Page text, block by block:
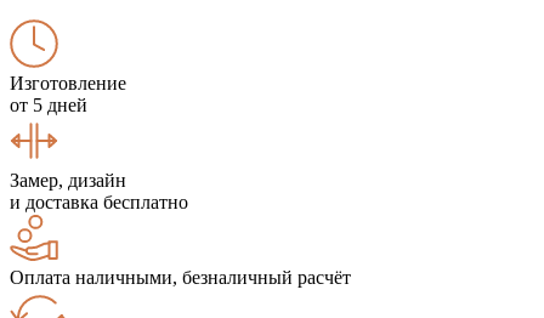
Изготовление
от 5 дней
Замер, дизайн
и доставка бесплатно
Оплата наличными, безналичный расчёт